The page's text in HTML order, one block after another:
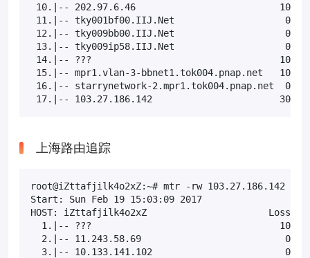
10.|-- 202.97.6.46                          10.0%
11.|-- tky001bf00.IIJ.Net                    0.0%
12.|-- tky009bb00.IIJ.Net                    0.0%
13.|-- tky009ip58.IIJ.Net                    0.0%
14.|-- ???                                  100.0
15.|-- mpr1.vlan-3-bbnet1.tok004.pnap.net
16.|-- starrynetwork-2.mpr1.tok004.pnap.net
17.|-- 103.27.186.142                       30.0%
上海路由追踪
root@iZttafjilk4o2xZ:~# mtr -rw 103.27.186.142
Start: Sun Feb 19 15:03:09 2017
HOST: iZttafjilk4o2xZ                      Loss%
1.|-- ???
2.|-- 11.243.58.69
3.|-- 10.133.141.102